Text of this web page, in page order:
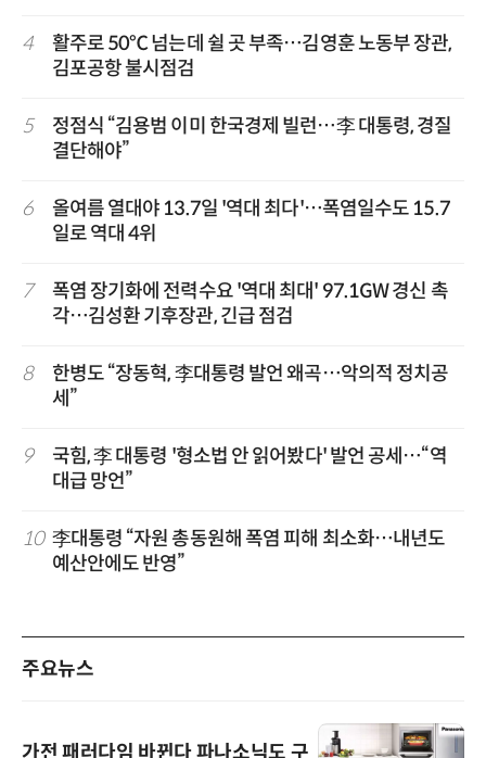
4
활주로 50℃ 넘는데 쉴 곳 부족…김영훈 노동부 장관,
김포공항 불시점검
5
정점식 “김용범 이미 한국경제 빌런…李 대통령, 경질
결단해야”
6
올여름 열대야 13.7일 '역대 최다'…폭염일수도 15.7
일로 역대 4위
7
폭염 장기화에 전력수요 '역대 최대' 97.1GW 경신 촉
각…김성환 기후장관, 긴급 점검
8
한병도 “장동혁, 李대통령 발언 왜곡…악의적 정치공
세”
9
국힘, 李 대통령 '형소법 안 읽어봤다' 발언 공세…“역
대급 망언”
10 李대통령 “자원 총동원해 폭염 피해 최소화…내년도
예산안에도 반영”
주요뉴스
가전 패러다임 바뀐다 파나소닉도 구